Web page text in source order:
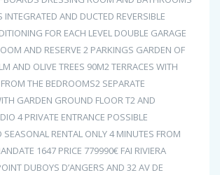
AND DUCTED REVERSIBLE
FOR EACH LEVEL DOUBLE GARAGE
AND RESERVE 2 PARKINGS GARDEN OF
AND OLIVE TREES 90M2 TERRACES WITH
THE BEDROOMS2 SEPARATE
GARDEN GROUND FLOOR T2 AND
4 PRIVATE ENTRANCE POSSIBLE
SEASONAL RENTAL ONLY 4 MINUTES FROM
1647 PRICE 779990€ FAI RIVIERA
DUBOYS D’ANGERS AND 32 AV DE